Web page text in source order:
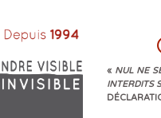
« NUL NE
INTERDITS